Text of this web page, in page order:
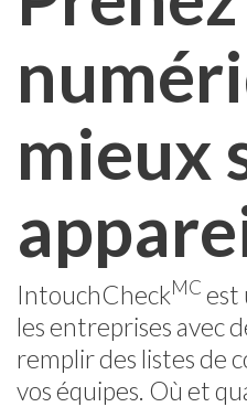
mieux
IntouchCheckMC est
les entreprises avec
remplir des listes de
vos équipes. Où et